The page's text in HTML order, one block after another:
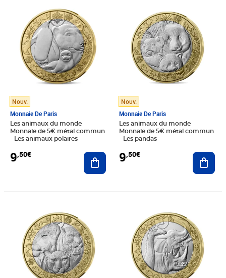
Nouv.
Monnaie De Paris
Les animaux du monde
Monnaie de 5€ métal commun
- Les animaux polaires
9,50€ Ajouter au panier
Nouv.
Monnaie De Paris
Les animaux du monde
Monnaie de 5€ métal commun
- Les pandas
9,50€